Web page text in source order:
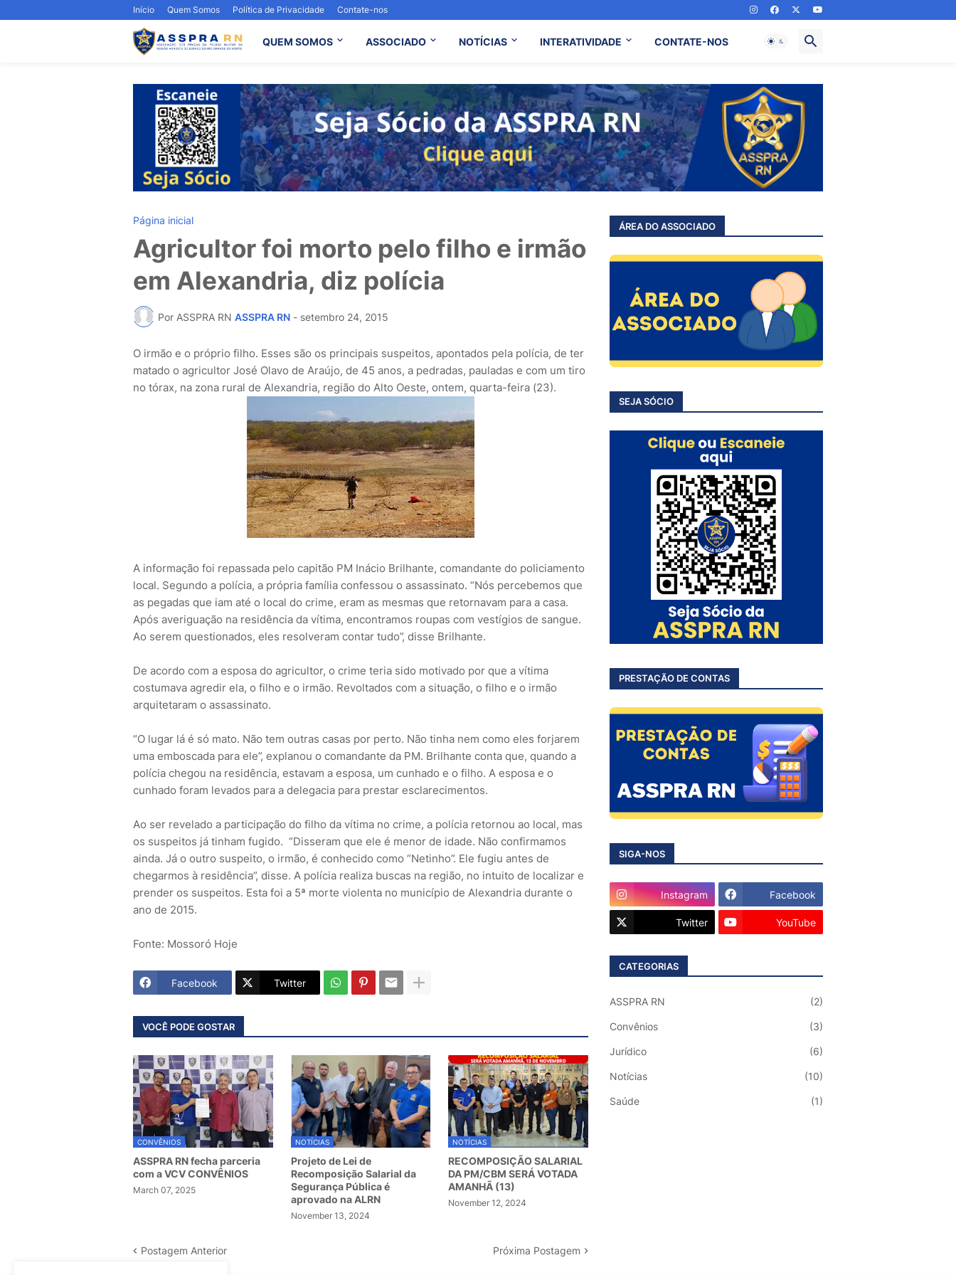
Início Quem Somos Política de Privacidade Contate-nos
QUEM SOMOS ASSOCIADO NOTÍCIAS INTERATIVIDADE CONTATE-NOS
Página inicial
Agricultor foi morto pelo filho e irmão
em Alexandria, diz polícia
Por ASSPRA RN ASSPRA RN - setembro 24, 2015
O irmão e o próprio filho. Esses são os principais suspeitos, apontados pela polícia, de ter
matado o agricultor José Olavo de Araújo, de 45 anos, a pedradas, pauladas e com um tiro
no tórax, na zona rural de Alexandria, região do Alto Oeste, ontem, quarta-feira (23).
A informação foi repassada pelo capitão PM Inácio Brilhante, comandante do policiamento
local. Segundo a polícia, a própria família confessou o assassinato. “Nós percebemos que
as pegadas que iam até o local do crime, eram as mesmas que retornavam para a casa.
Após averiguação na residência da vítima, encontramos roupas com vestígios de sangue.
Ao serem questionados, eles resolveram contar tudo”, disse Brilhante.
De acordo com a esposa do agricultor, o crime teria sido motivado por que a vítima
costumava agredir ela, o filho e o irmão. Revoltados com a situação, o filho e o irmão
arquitetaram o assassinato.
“O lugar lá é só mato. Não tem outras casas por perto. Não tinha nem como eles forjarem
uma emboscada para ele”, explanou o comandante da PM. Brilhante conta que, quando a
polícia chegou na residência, estavam a esposa, um cunhado e o filho. A esposa e o
cunhado foram levados para a delegacia para prestar esclarecimentos.
Ao ser revelado a participação do filho da vítima no crime, a polícia retornou ao local, mas
os suspeitos já tinham fugido. “Disseram que ele é menor de idade. Não confirmamos
ainda. Já o outro suspeito, o irmão, é conhecido como “Netinho”. Ele fugiu antes de
chegarmos à residência”, disse. A polícia realiza buscas na região, no intuito de localizar e
prender os suspeitos. Esta foi a 5ª morte violenta no município de Alexandria durante o
ano de 2015.
Fonte: Mossoró Hoje
Facebook Twitter
VOCÊ PODE GOSTAR
CONVÊNIOS
ASSPRA RN fecha parceria
com a VCV CONVÊNIOS
March 07, 2025
NOTÍCIAS
Projeto de Lei de
Recomposição Salarial da
Segurança Pública é
aprovado na ALRN
November 13, 2024
NOTÍCIAS
RECOMPOSIÇÃO SALARIAL
DA PM/CBM SERÁ VOTADA
AMANHÃ (13)
November 12, 2024
Postagem Anterior Próxima Postagem
ÁREA DO ASSOCIADO
SEJA SÓCIO
PRESTAÇÃO DE CONTAS
SIGA-NOS
Instagram Facebook
Twitter YouTube
CATEGORIAS
ASSPRA RN (2)
Convênios (3)
Jurídico (6)
Notícias (10)
Saúde (1)